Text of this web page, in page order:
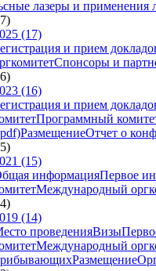
лазеры и применения
(17)
и прием
Спонсоры и
(16)
и прием
Программный
РазмещениеОтчет о
(15)
информацияПервое
Международный
(14)
проведенияВизы
Международный
Размещение